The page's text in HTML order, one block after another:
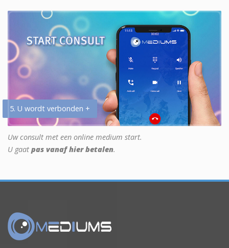
5. U wordt verbonden +
Uw consult met een online medium start.
U gaat pas vanaf hier betalen.